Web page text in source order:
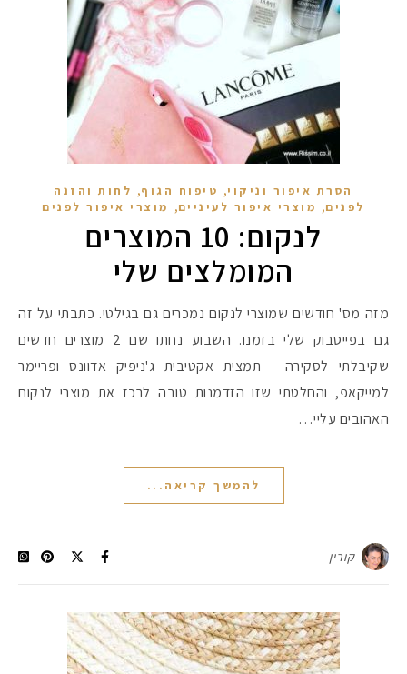
הסרת איפור וניקוי, טיפוח הגוף, לחות והזנה
לפנים, מוצרי איפור לעיניים, מוצרי איפור לפנים
לנקום: 10 המוצרים
המומלצים שלי
מזה מס' חודשים שמוצרי לנקום נמכרים גם בגילטי. כתבתי על זה
גם בפייסבוק שלי בזמנו. השבוע נחתו שם 2 מוצרים חדשים
שקיבלתי לסקירה - תמצית אקטיבית ג'ניפיק אדוונס ופריימר
למייקאפ, והחלטתי שזו הזדמנות טובה לרכז את מוצרי לנקום
האהובים עליי…
להמשך קריאה...
קורין